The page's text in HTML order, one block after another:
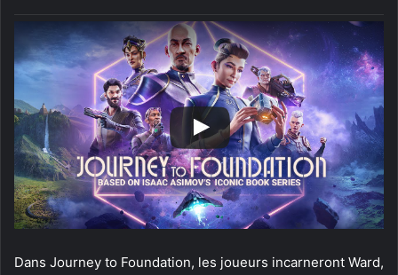
Dans Journey to Foundation, les joueurs incarneront Ward,